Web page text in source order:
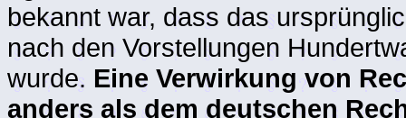
bekannt war, dass das
nach den Vorstellungen
wurde. Eine Verwirkung von
anders als dem deutschen